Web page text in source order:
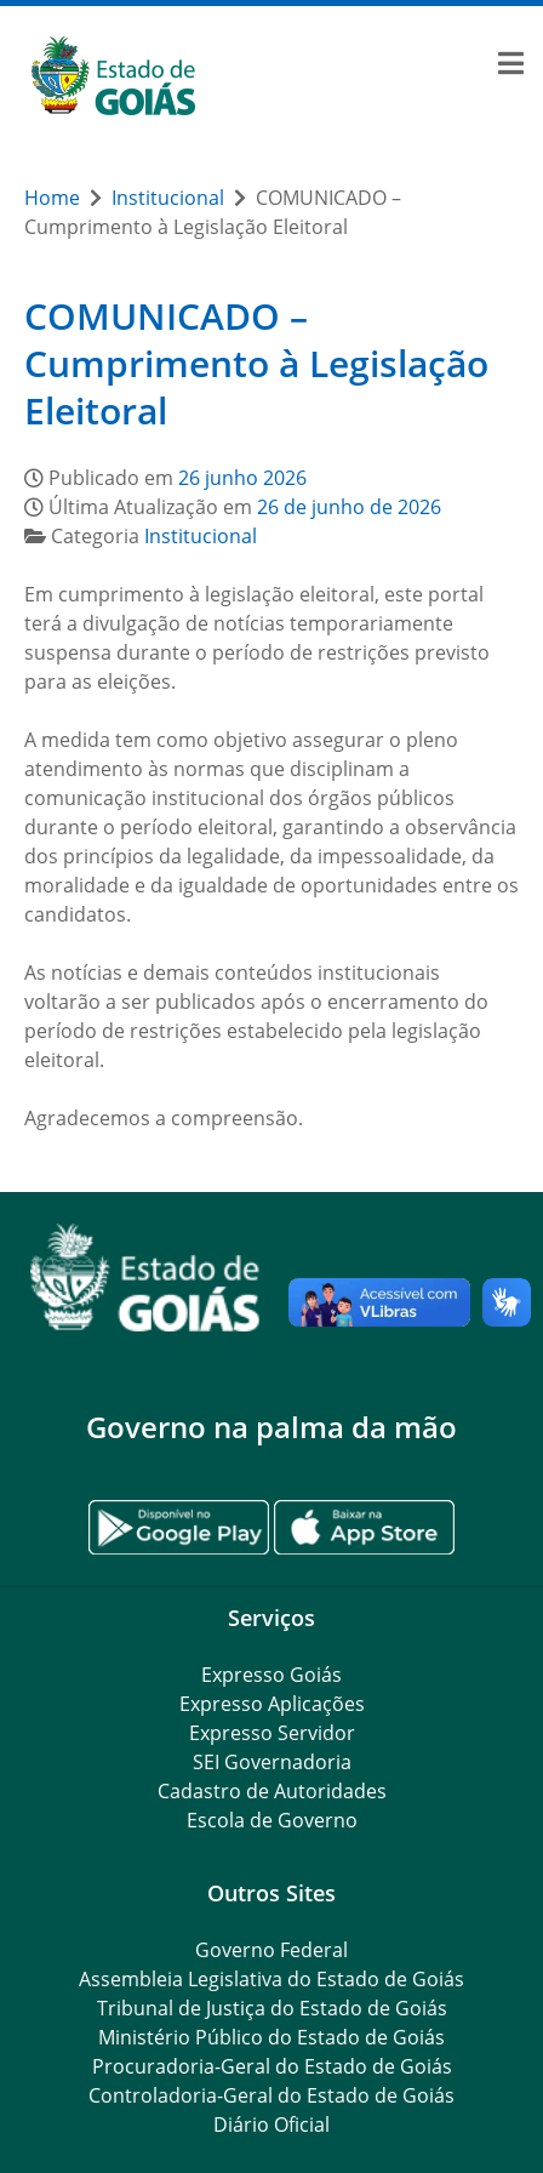
Home Institucional
COMUNICADO –
Cumprimento à Legislação Eleitoral
COMUNICADO –
Cumprimento à Legislação
Eleitoral
Publicado em 26 junho 2026
Última Atualização em 26 de junho de 2026
Categoria Institucional
Em cumprimento à legislação eleitoral, este portal
terá a divulgação de notícias temporariamente
suspensa durante o período de restrições previsto
para as eleições.
A medida tem como objetivo assegurar o pleno
atendimento às normas que disciplinam a
comunicação institucional dos órgãos públicos
durante o período eleitoral, garantindo a observância
dos princípios da legalidade, da impessoalidade, da
moralidade e da igualdade de oportunidades entre os
candidatos.
As notícias e demais conteúdos institucionais
voltarão a ser publicados após o encerramento do
período de restrições estabelecido pela legislação
eleitoral.
Agradecemos a compreensão.
Governo na palma da mão
Serviços
Expresso Goiás
Expresso Aplicações
Expresso Servidor
SEI Governadoria
Cadastro de Autoridades
Escola de Governo
Outros Sites
Governo Federal
Assembleia Legislativa do Estado de Goiás
Tribunal de Justiça do Estado de Goiás
Ministério Público do Estado de Goiás
Procuradoria-Geral do Estado de Goiás
Controladoria-Geral do Estado de Goiás
Diário Oficial